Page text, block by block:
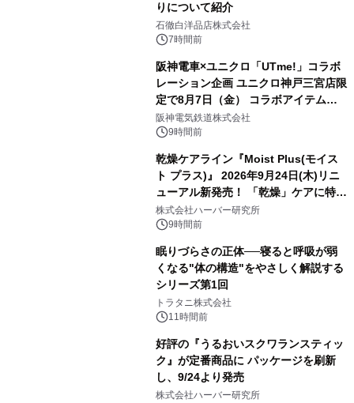
りについて紹介
石徹白洋品店株式会社
7時間前
阪神電車×ユニクロ「UTme!」コラボ
レーション企画 ユニクロ神戸三宮店限
定で8月7日（金） コラボアイテムが
発売決定！
阪神電気鉄道株式会社
9時間前
乾燥ケアライン『Moist Plus(モイス
ト プラス)』 2026年9月24日(木)リニ
ューアル新発売！ 「乾燥」ケアに特化
し、ライン使いで潤いに満ちた肌へ
株式会社ハーバー研究所
9時間前
眠りづらさの正体──寝ると呼吸が弱
くなる"体の構造"をやさしく解説する
シリーズ第1回
トラタニ株式会社
11時間前
好評の『うるおいスクワランスティッ
ク』が定番商品に パッケージを刷新
し、9/24より発売
株式会社ハーバー研究所